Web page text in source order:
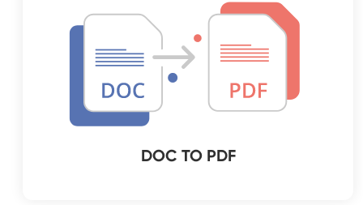
DOC TO PDF